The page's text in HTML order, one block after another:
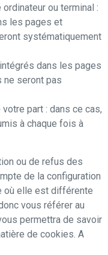
ou terminal :
les pages et
systématiquement
dans les pages
ne seront pas
part : dans ce cas,
à chaque fois à
ou de refus des
de la configuration
où elle est différente
vous référer au
permettra de savoir
de cookies. A